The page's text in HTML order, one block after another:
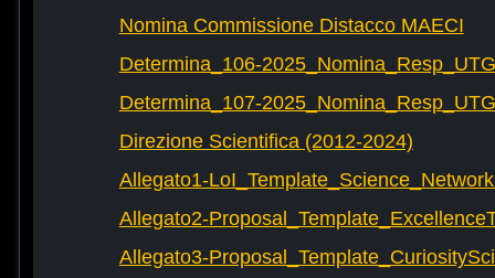
Nomina Commissione Distacco MAECI
Determina_106-
Determina_107-
Direzione Scientifica (2012-2024)
Allegato1-
Allegato2-
Allegato3-